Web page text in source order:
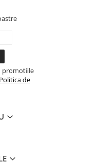
promotiile
Politica de